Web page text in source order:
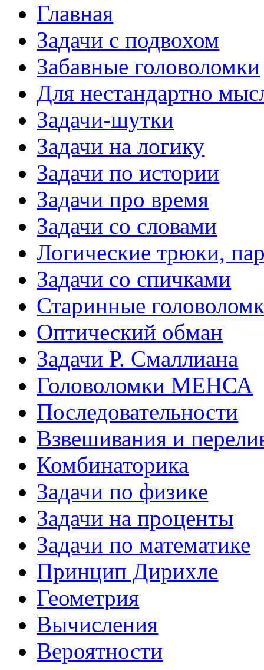
Главная
Задачи с подвохом
Забавные головоломки
Для нестандартно
Задачи-шутки
Задачи на логику
Задачи по истории
Задачи про время
Задачи со словами
Логические трюки,
Задачи со спичками
Старинные
Оптический обман
Задачи Р. Смаллиана
Головоломки МЕНСА
Последовательности
Взвешивания и
Комбинаторика
Задачи по физике
Задачи на проценты
Задачи по математике
Принцип Дирихле
Геометрия
Вычисления
Вероятности